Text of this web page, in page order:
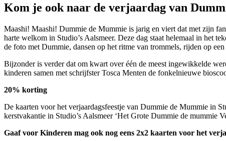
Kom je ook naar de verjaardag van
Maashi! Maashi! Dummie de Mummie is jarig en viert dat met zijn
harte welkom in Studio’s Aalsmeer. Deze dag staat helemaal in het
de foto met Dummie, dansen op het ritme van trommels, rijden op
Bijzonder is verder dat om kwart over één de meest ingewikkelde
kinderen samen met schrijfster Tosca Menten de fonkelnieuwe
20% korting
De kaarten voor het verjaardagsfeestje van Dummie de Mummie in
kerstvakantie in Studio’s Aalsmeer ‘Het Grote Dummie de mummie
Gaaf voor Kinderen mag ook nog eens 2x2 kaarten voor het